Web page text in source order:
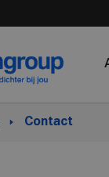
Contact